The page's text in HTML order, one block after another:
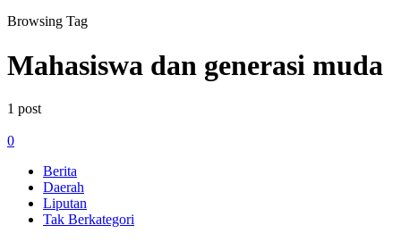
Browsing Tag
Mahasiswa dan generasi muda
1 post
0
Berita
Daerah
Liputan
Tak Berkategori